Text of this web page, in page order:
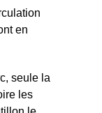
en
seule la
les